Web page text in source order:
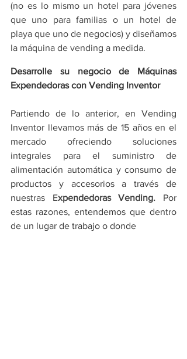
(no es lo mismo un hotel para jóvenes
que uno para familias o un hotel de
playa que uno de negocios) y diseñamos
la máquina de vending a medida.
Desarrolle su negocio de Máquinas
Expendedoras con Vending Inventor
Partiendo de lo anterior, en Vending
Inventor llevamos más de 15 años en el
mercado ofreciendo soluciones
integrales para el suministro de
alimentación automática y consumo de
productos y accesorios a través de
nuestras Expendedoras Vending. Por
estas razones, entendemos que dentro
de un lugar de trabajo o donde